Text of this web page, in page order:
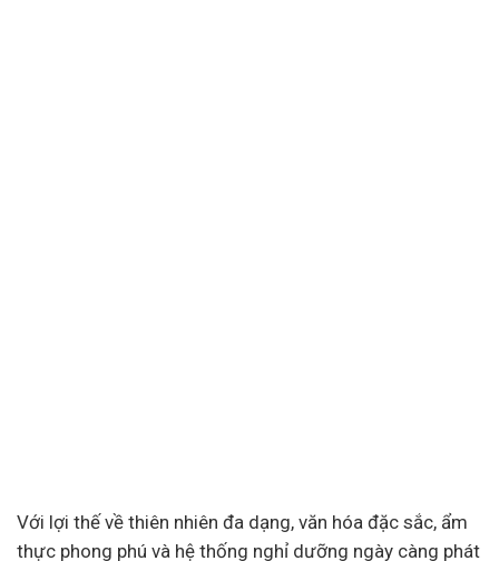
Với lợi thế về thiên nhiên đa dạng, văn hóa đặc sắc, ẩm
thực phong phú và hệ thống nghỉ dưỡng ngày càng phát